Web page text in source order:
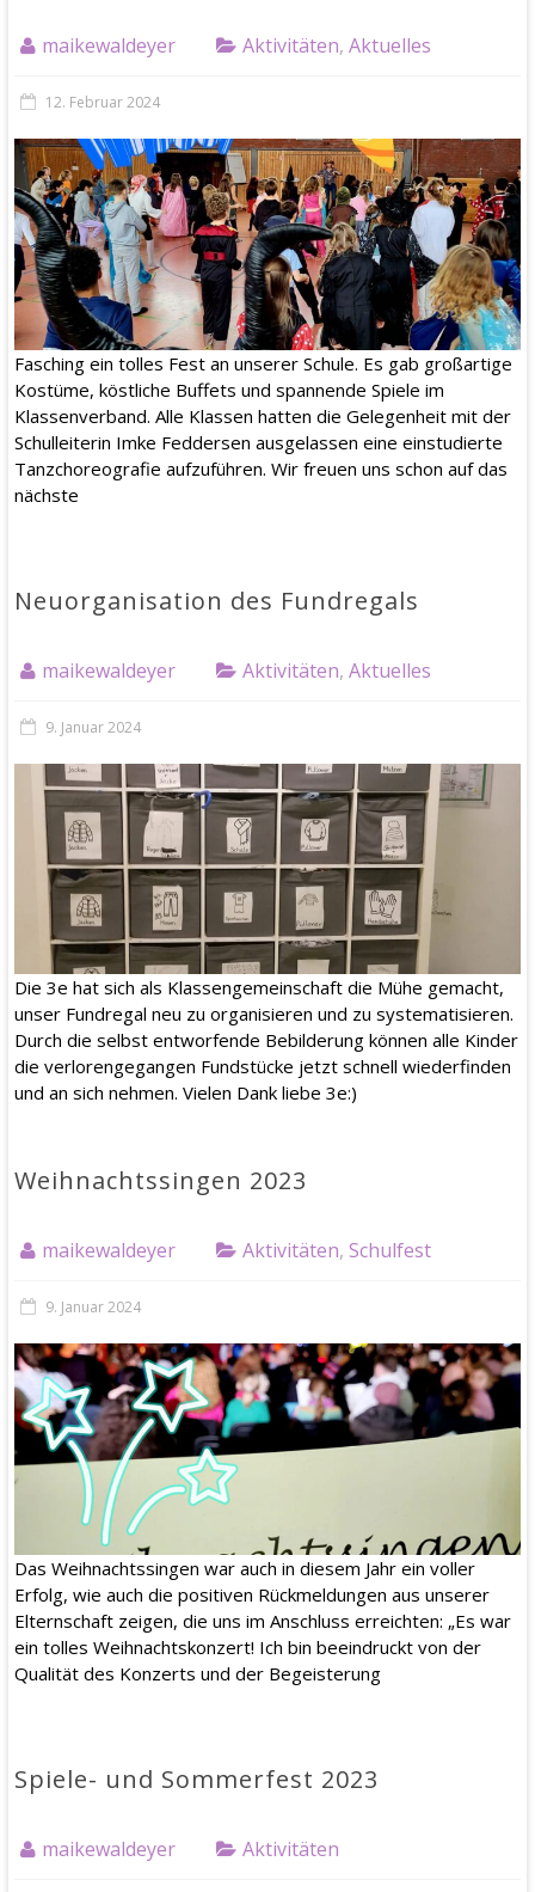
maikewaldeyer Aktivitäten, Aktuelles
12. Februar 2024
Fasching ein tolles Fest an unserer Schule. Es gab großartige
Kostüme, köstliche Buffets und spannende Spiele im
Klassenverband. Alle Klassen hatten die Gelegenheit mit der
Schulleiterin Imke Feddersen ausgelassen eine einstudierte
Tanzchoreografie aufzuführen. Wir freuen uns schon auf das
nächste
Neuorganisation des Fundregals
maikewaldeyer Aktivitäten, Aktuelles
9. Januar 2024
Die 3e hat sich als Klassengemeinschaft die Mühe gemacht,
unser Fundregal neu zu organisieren und zu systematisieren.
Durch die selbst entworfende Bebilderung können alle Kinder
die verlorengegangen Fundstücke jetzt schnell wiederfinden
und an sich nehmen. Vielen Dank liebe 3e:)
Weihnachtssingen 2023
maikewaldeyer Aktivitäten, Schulfest
9. Januar 2024
Das Weihnachtssingen war auch in diesem Jahr ein voller
Erfolg, wie auch die positiven Rückmeldungen aus unserer
Elternschaft zeigen, die uns im Anschluss erreichten: „Es war
ein tolles Weihnachtskonzert! Ich bin beeindruckt von der
Qualität des Konzerts und der Begeisterung
Spiele- und Sommerfest 2023
maikewaldeyer Aktivitäten